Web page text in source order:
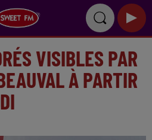
VISIBLES PAR
À PARTIR